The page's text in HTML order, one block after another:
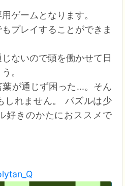
ゲームとなります。
プレイすることができま
ないので頭を働かせて日
。
が通じず困った...。そん
しれません。 パズルは少
好きのかたにおススメで